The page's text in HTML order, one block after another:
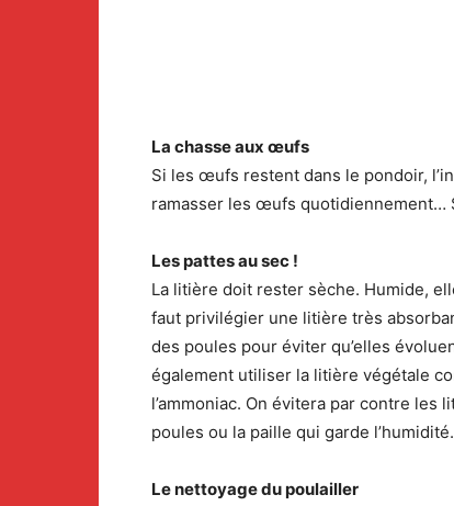
La chasse aux œufs
Si les œufs restent dans le pondoir,
ramasser les œufs quotidiennement…
Les pattes au sec !
La litière doit rester sèche. Humide,
faut privilégier une litière très
des poules pour éviter qu’elles
également utiliser la litière végétale
l’ammoniac. On évitera par contre
poules ou la paille qui garde l’humidité.
Le nettoyage du poulailler